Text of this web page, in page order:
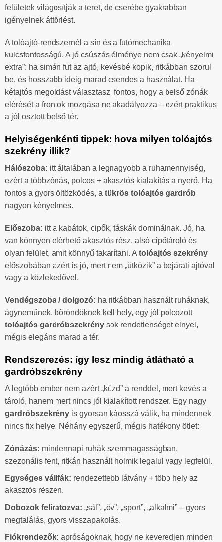
felületek világosítják a teret, de cserébe gyakrabban
igényelnek áttörlést.
A tolóajtó-rendszernél a sín és a futómechanika
kulcsfontosságú. A jó csúszás élménye nem csak „kényelmi
extra”: ha simán fut az ajtó, kevésbé kopik, ritkábban szorul
be, és hosszabb ideig marad csendes a használat. Ha
kétajtós megoldást választasz, fontos, hogy a belső zónák
elérését a frontok mozgása ne akadályozza – ezért praktikus
a jól osztott belső tér.
Helyiségenkénti tippek: hova milyen tolóajtós
szekrény illik?
Hálószoba: itt általában a legnagyobb a ruhamennyiség,
ezért a többzónás, polcos + akasztós kialakítás a nyerő. Ha
fontos a gyors öltözködés, a tükrös tolóajtós gardrób
nagyon kényelmes.
Előszoba: itt a kabátok, cipők, táskák dominálnak. Jó, ha
van könnyen elérhető akasztós rész, alsó cipőtároló és
olyan felület, amit könnyű takarítani. A tolóajtós szekrény
előszobában azért is jó, mert nem „ütközik” a bejárati ajtóval
vagy a közlekedővel.
Vendégszoba / dolgozó: ha ritkábban használt ruháknak,
ágyneműnek, bőröndöknek kell hely, egy jól polcozott
tolóajtós gardróbszekrény sok rendetlenséget elnyel,
mégis elegáns marad a tér.
Rendszerezés: így lesz mindig átlátható a
gardróbszekrény
A legtöbb ember nem azért „küzd” a renddel, mert kevés a
tároló, hanem mert nincs jól kialakított rendszer. Egy nagy
gardróbszekrény is gyorsan káosszá válik, ha mindennek
nincs fix helye. Néhány egyszerű, mégis hatékony ötlet:
Zónázás: mindennapi ruhák szemmagasságban,
szezonális fent, ritkán használt holmik legalul vagy legfelül.
Egységes vállfák: rendezettebb látvány + több hely az
akasztós részen.
Dobozok feliratozva: „sál”, „öv”, „sport”, „alkalmi” – gyors
megtalálás, gyors visszapakolás.
Fiókrendezők: apróságoknak, hogy ne keveredjen minden